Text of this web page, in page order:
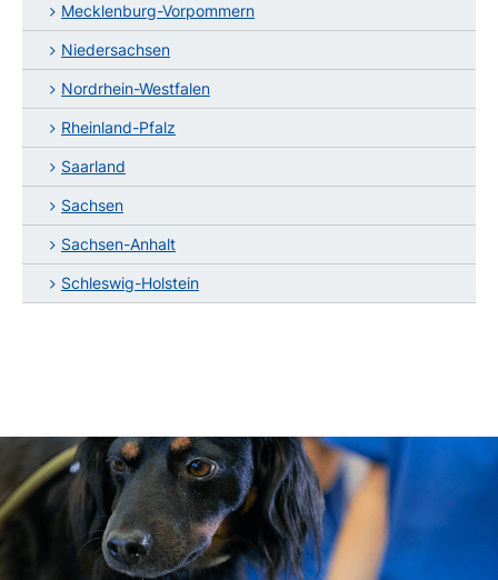
Mecklenburg-Vorpommern
Niedersachsen
Nordrhein-Westfalen
Rheinland-Pfalz
Saarland
Sachsen
Sachsen-Anhalt
Schleswig-Holstein